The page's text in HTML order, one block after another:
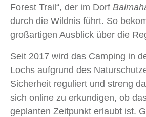
Forest Trail“, der im Dorf
durch die Wildnis führt. So
großartigen Ausblick über die
Seit 2017 wird das Camping in
Lochs aufgrund des
Sicherheit reguliert und streng
sich online zu erkundigen, ob
geplanten Zeitpunkt erlaubt ist.